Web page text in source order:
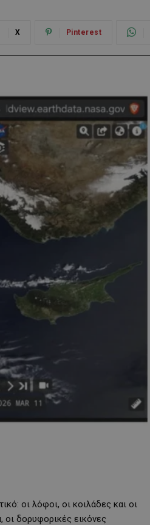
X Pinterest
οι λόφοι, οι κοιλάδες και οι
οι δορυφορικές εικόνες